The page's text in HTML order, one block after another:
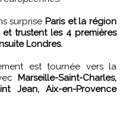
surprise Paris et la région
trustent les 4 premières
Londres.
est tournée vers la
Marseille-Saint-Charles,
Jean, Aix-en-Provence